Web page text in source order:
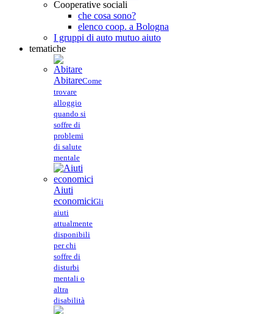
Cooperative sociali
che cosa sono?
elenco coop. a Bologna
I gruppi di auto mutuo aiuto
tematiche
AbitareCome
trovare
alloggio
quando si
soffre di
problemi
di salute
mentale
Aiuti
economiciGli
aiuti
attualmente
disponibili
per chi
soffre di
disturbi
mentali o
altra
disabilità